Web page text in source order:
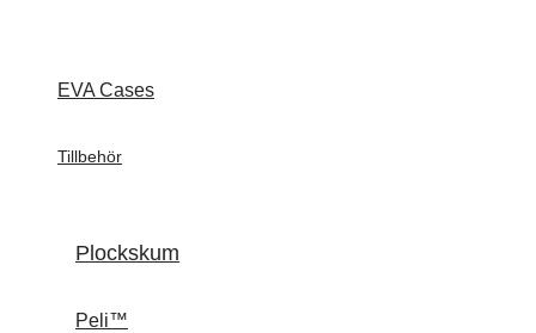
EVA Cases
Tillbehör
Plockskum
Peli™